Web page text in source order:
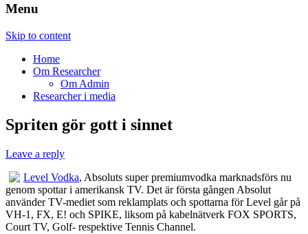
Menu
Skip to content
Home
Om Researcher
Om Admin
Researcher i media
Spriten gör gott i sinnet
Leave a reply
Level Vodka, Absoluts super premiumvodka marknadsförs nu
genom spottar i amerikansk TV. Det är första gången Absolut
använder TV-mediet som reklamplats och spottarna för Level går på
VH-1, FX, E! och SPIKE, liksom på kabelnätverk FOX SPORTS,
Court TV, Golf- respektive Tennis Channel.